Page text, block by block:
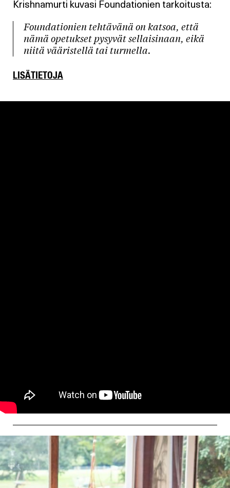
Krishnamurti kuvasi Foundationien tarkoitusta:
Foundationien tehtävänä on katsoa, että
nämä opetukset pysyvät sellaisinaan, eikä
niitä vääristellä tai turmella.
LISÄTIETOJA